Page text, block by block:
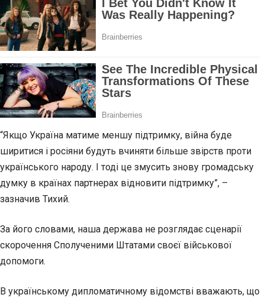
“Якщо Україна матиме меншу підтримку, війна буде
ширитися і росіяни будуть вчиняти більше звірств проти
українського народу. І тоді це змусить знову громадську
думку в країнах партнерах відновити підтримку”, –
зазначив Тихий.
За його словами, наша держава не розглядає сценарії
скорочення Сполученими Штатами своєї військової
допомоги.
В українському дипломатичному відомстві вважають, що